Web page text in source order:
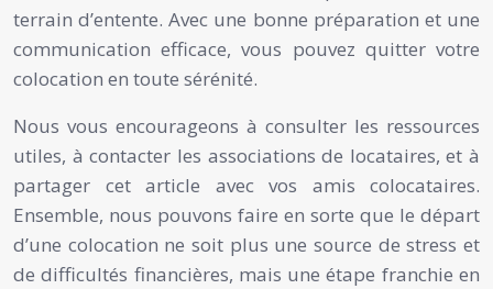
terrain d’entente. Avec une bonne préparation et une
communication efficace, vous pouvez quitter votre
colocation en toute sérénité.
Nous vous encourageons à consulter les ressources
utiles, à contacter les associations de locataires, et à
partager cet article avec vos amis colocataires.
Ensemble, nous pouvons faire en sorte que le départ
d’une colocation ne soit plus une source de stress et
de difficultés financières, mais une étape franchie en